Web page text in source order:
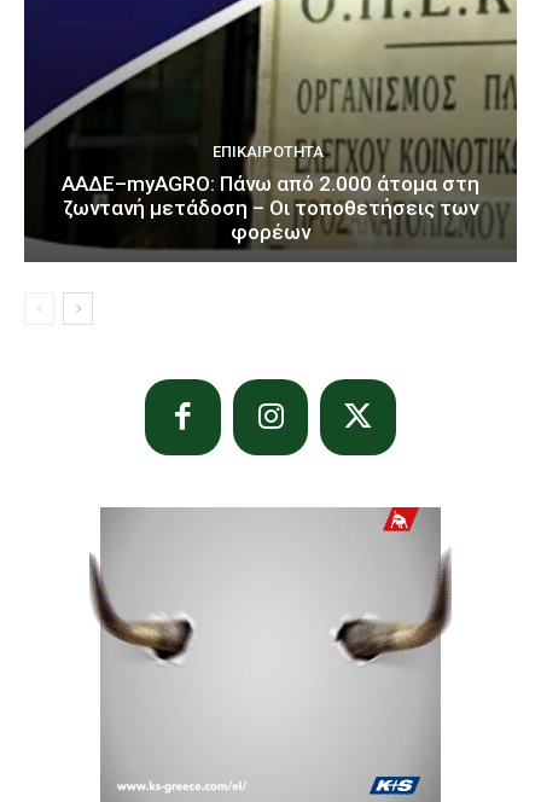
ΕΠΙΚΑΙΡΌΤΗΤΑ
ΑΑΔΕ–myAGRO: Πάνω από 2.000 άτομα στη
ζωντανή μετάδοση – Οι τοποθετήσεις των
φορέων